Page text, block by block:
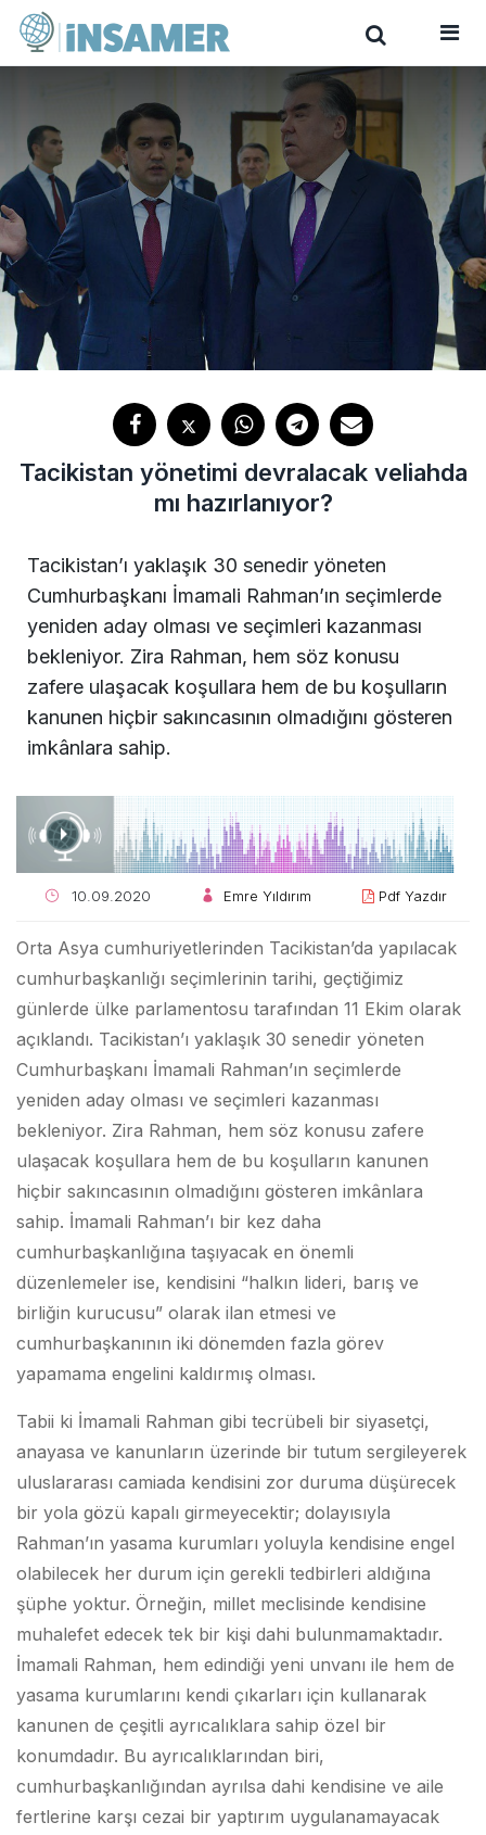
Tacikistan yönetimi devralacak veliahda
mı hazırlanıyor?
Tacikistan’ı yaklaşık 30 senedir yöneten
Cumhurbaşkanı İmamali Rahman’ın seçimlerde
yeniden aday olması ve seçimleri kazanması
bekleniyor. Zira Rahman, hem söz konusu
zafere ulaşacak koşullara hem de bu koşulların
kanunen hiçbir sakıncasının olmadığını gösteren
imkânlara sahip.
10.09.2020 Emre Yıldırım Pdf Yazdır
Orta Asya cumhuriyetlerinden Tacikistan’da yapılacak
cumhurbaşkanlığı seçimlerinin tarihi, geçtiğimiz
günlerde ülke parlamentosu tarafından 11 Ekim olarak
açıklandı. Tacikistan’ı yaklaşık 30 senedir yöneten
Cumhurbaşkanı İmamali Rahman’ın seçimlerde
yeniden aday olması ve seçimleri kazanması
bekleniyor. Zira Rahman, hem söz konusu zafere
ulaşacak koşullara hem de bu koşulların kanunen
hiçbir sakıncasının olmadığını gösteren imkânlara
sahip. İmamali Rahman’ı bir kez daha
cumhurbaşkanlığına taşıyacak en önemli
düzenlemeler ise, kendisini “halkın lideri, barış ve
birliğin kurucusu” olarak ilan etmesi ve
cumhurbaşkanının iki dönemden fazla görev
yapamama engelini kaldırmış olması.
Tabii ki İmamali Rahman gibi tecrübeli bir siyasetçi,
anayasa ve kanunların üzerinde bir tutum sergileyerek
uluslararası camiada kendisini zor duruma düşürecek
bir yola gözü kapalı girmeyecektir; dolayısıyla
Rahman’ın yasama kurumları yoluyla kendisine engel
olabilecek her durum için gerekli tedbirleri aldığına
şüphe yoktur. Örneğin, millet meclisinde kendisine
muhalefet edecek tek bir kişi dahi bulunmamaktadır.
İmamali Rahman, hem edindiği yeni unvanı ile hem de
yasama kurumlarını kendi çıkarları için kullanarak
kanunen de çeşitli ayrıcalıklara sahip özel bir
konumdadır. Bu ayrıcalıklarından biri,
cumhurbaşkanlığından ayrılsa dahi kendisine ve aile
fertlerine karşı cezai bir yaptırım uygulanamayacak